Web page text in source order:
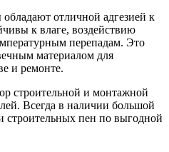
отличной адгезией к
к влаге, воздействию
перепадам. Это
материалом для
и ремонте.
строительной и монтажной
Всегда в наличии большой
строительных пен по выгодной